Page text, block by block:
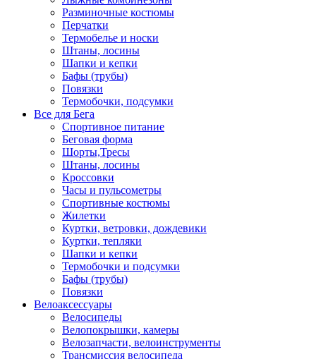
Разминочные костюмы
Перчатки
Термобелье и носки
Штаны, лосины
Шапки и кепки
Бафы (трубы)
Повязки
Термобочки, подсумки
Все для Бега
Спортивное питание
Беговая форма
Шорты,Тресы
Штаны, лосины
Кроссовки
Часы и пульсометры
Спортивные костюмы
Жилетки
Куртки, ветровки, дождевики
Куртки, тепляки
Шапки и кепки
Термобочки и подсумки
Бафы (трубы)
Повязки
Велоаксессуары
Велосипеды
Велопокрышки, камеры
Велозапчасти, велоинструменты
Трансмиссия велосипеда